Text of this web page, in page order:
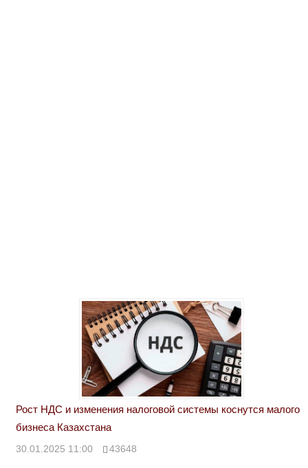
Рост НДС и изменения налоговой системы коснутся малого
бизнеса Казахстана
30.01.2025 11:00 43648